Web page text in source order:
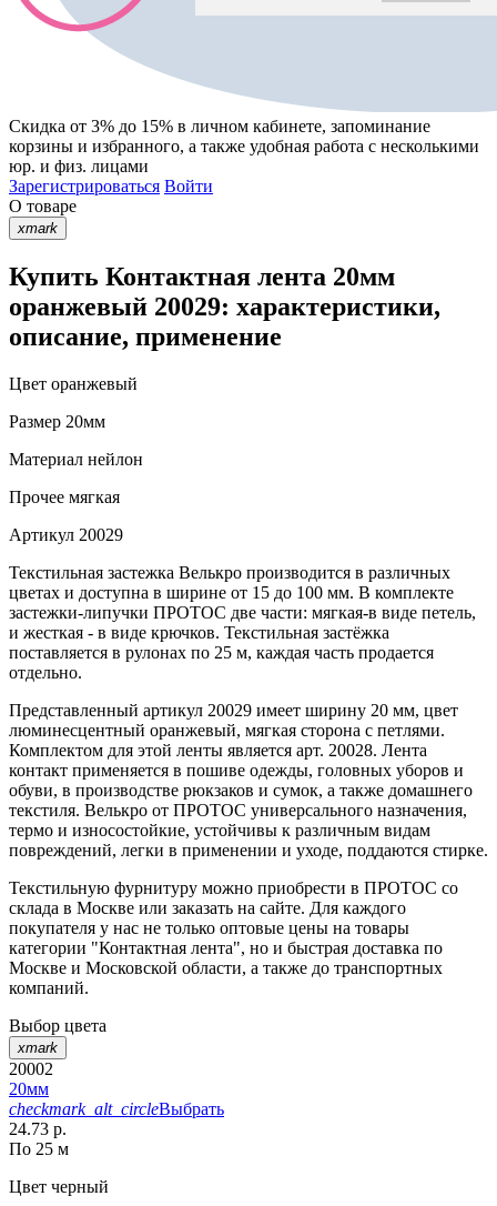
Скидка от 3% до 15% в личном кабинете, запоминание
корзины и избранного, а также удобная работа с несколькими
юр. и физ. лицами
Зарегистрироваться Войти
О товаре
xmark
Купить Контактная лента 20мм
оранжевый 20029: характеристики,
описание, применение
Цвет оранжевый
Размер 20мм
Материал нейлон
Прочее мягкая
Артикул 20029
Текстильная застежка Велькро производится в различных
цветах и доступна в ширине от 15 до 100 мм. В комплекте
застежки-липучки ПРОТОС две части: мягкая-в виде петель,
и жесткая - в виде крючков. Текстильная застёжка
поставляется в рулонах по 25 м, каждая часть продается
отдельно.
Представленный артикул 20029 имеет ширину 20 мм, цвет
люминесцентный оранжевый, мягкая сторона с петлями.
Комплектом для этой ленты является арт. 20028. Лента
контакт применяется в пошиве одежды, головных уборов и
обуви, в производстве рюкзаков и сумок, а также домашнего
текстиля. Велькро от ПРОТОС универсального назначения,
термо и износостойкие, устойчивы к различным видам
повреждений, легки в применении и уходе, поддаются стирке.
Текстильную фурнитуру можно приобрести в ПРОТОС со
склада в Москве или заказать на сайте. Для каждого
покупателя у нас не только оптовые цены на товары
категории "Контактная лента", но и быстрая доставка по
Москве и Московской области, а также до транспортных
компаний.
Выбор цвета
xmark
20002
20мм
checkmark_alt_circleВыбрать
24.73 р.
По 25 м
Цвет черный